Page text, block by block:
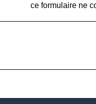
ce formulaire ne